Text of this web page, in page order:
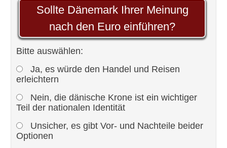
Sollte Dänemark Ihrer Meinung
nach den Euro einführen?
Bitte auswählen:
Ja, es würde den Handel und Reisen
erleichtern
Nein, die dänische Krone ist ein wichtiger
Teil der nationalen Identität
Unsicher, es gibt Vor- und Nachteile beider
Optionen